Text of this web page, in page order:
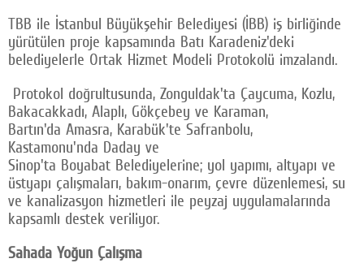
TBB ile İstanbul Büyükşehir Belediyesi (İBB) iş birliğinde
yürütülen proje kapsamında Batı Karadeniz'deki
belediyelerle Ortak Hizmet Modeli Protokolü imzalandı.
Protokol doğrultusunda, Zonguldak'ta Çaycuma, Kozlu,
Bakacakkadı, Alaplı, Gökçebey ve Karaman,
Bartın'da Amasra, Karabük'te Safranbolu,
Kastamonu'nda Daday ve
Sinop'ta Boyabat Belediyelerine; yol yapımı, altyapı ve
üstyapı çalışmaları, bakım-onarım, çevre düzenlemesi, su
ve kanalizasyon hizmetleri ile peyzaj uygulamalarında
kapsamlı destek veriliyor.
Sahada Yoğun Çalışma